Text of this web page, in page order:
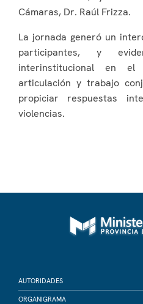
Cámaras, Dr. Raúl Frizza.
La jornada generó un
participantes, y
interinstitucional en
articulación y trabajo
propiciar respuestas
violencias.
AUTORIDADES
ORGANIGRAMA